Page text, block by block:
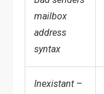
mailbox
address
syntax
Inexistant –